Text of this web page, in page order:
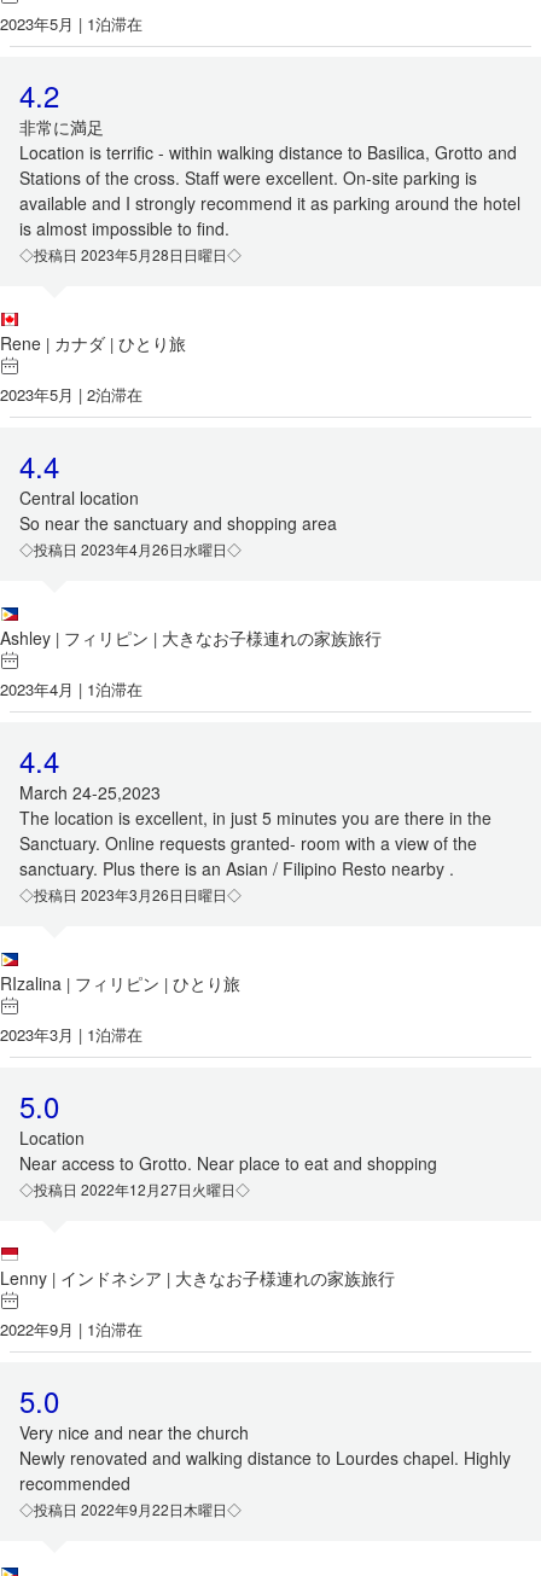
2023年5月 | 1泊滞在
4.2
非常に満足
Location is terrific - within walking distance to Basilica, Grotto and
Stations of the cross. Staff were excellent. On-site parking is
available and I strongly recommend it as parking around the hotel
is almost impossible to find.
◇投稿日 2023年5月28日日曜日◇
Rene | カナダ | ひとり旅
2023年5月 | 2泊滞在
4.4
Central location
So near the sanctuary and shopping area
◇投稿日 2023年4月26日水曜日◇
Ashley | フィリピン | 大きなお子様連れの家族旅行
2023年4月 | 1泊滞在
4.4
March 24-25,2023
The location is excellent, in just 5 minutes you are there in the
Sanctuary. Online requests granted- room with a view of the
sanctuary. Plus there is an Asian / Filipino Resto nearby .
◇投稿日 2023年3月26日日曜日◇
RIzalina | フィリピン | ひとり旅
2023年3月 | 1泊滞在
5.0
Location
Near access to Grotto. Near place to eat and shopping
◇投稿日 2022年12月27日火曜日◇
Lenny | インドネシア | 大きなお子様連れの家族旅行
2022年9月 | 1泊滞在
5.0
Very nice and near the church
Newly renovated and walking distance to Lourdes chapel. Highly
recommended
◇投稿日 2022年9月22日木曜日◇